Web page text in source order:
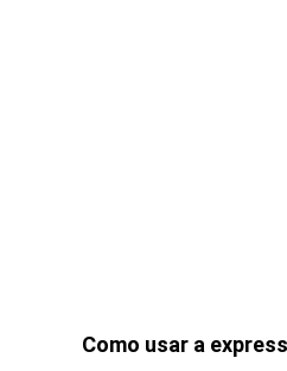
Como usar a